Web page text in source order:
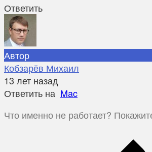
Ответить
Автор
Кобзарёв Михаил
13 лет назад
Ответить на Mac
Что именно не работает?